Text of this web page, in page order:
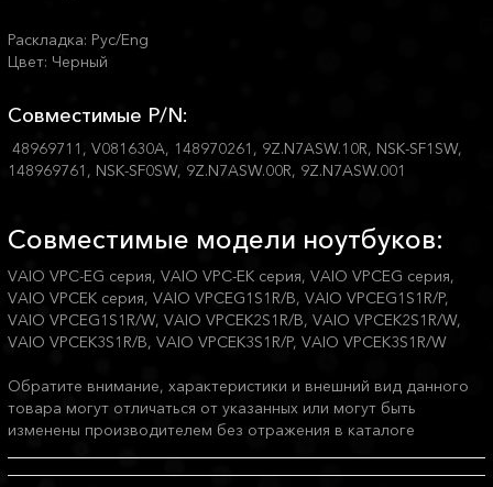
Раскладка: Рус/Eng
Цвет: Черный
Совместимые P/N:
48969711, V081630A, 148970261, 9Z.N7ASW.10R, NSK-SF1SW,
148969761, NSK-SF0SW, 9Z.N7ASW.00R, 9Z.N7ASW.001
Совместимые модели ноутбуков:
VAIO VPC-EG серия, VAIO VPC-EK серия, VAIO VPCEG серия,
VAIO VPCEK серия, VAIO VPCEG1S1R/B, VAIO VPCEG1S1R/P,
VAIO VPCEG1S1R/W, VAIO VPCEK2S1R/B, VAIO VPCEK2S1R/W,
VAIO VPCEK3S1R/B, VAIO VPCEK3S1R/P, VAIO VPCEK3S1R/W
Обратите внимание, характеристики и внешний вид данного
товара могут отличаться от указанных или могут быть
изменены производителем без отражения в каталоге